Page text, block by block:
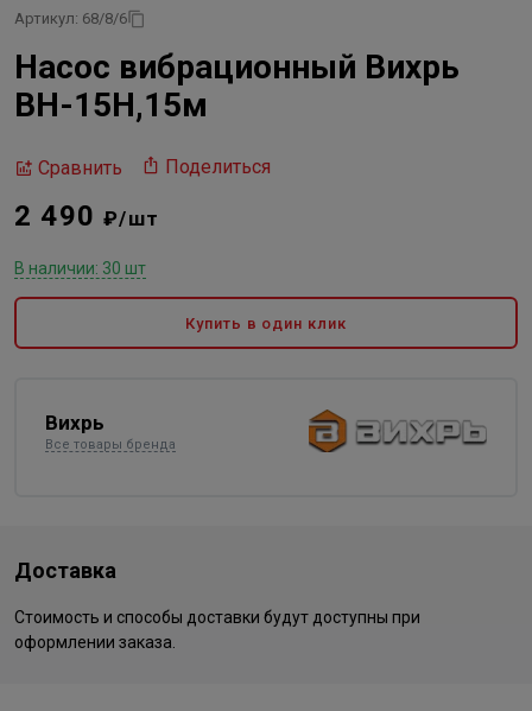
Артикул: 68/8/6
Насос вибрационный Вихрь
ВН-15Н,15м
Сравнить Поделиться
2 490₽/шт
В наличии: 30 шт
Купить в один клик
Вихрь
Все товары бренда
Доставка
Стоимость и способы доставки будут доступны при
оформлении заказа.